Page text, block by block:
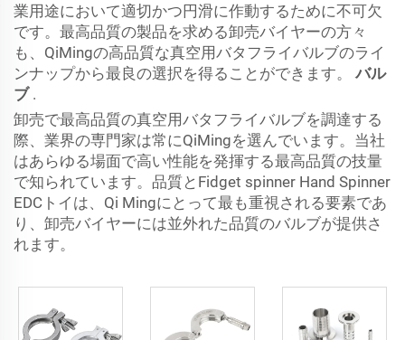
業用途において適切かつ円滑に作動するために不可欠
です。最高品質の製品を求める卸売バイヤーの方々
も、QiMingの高品質な真空用バタフライバルブのライ
ンナップから最良の選択を得ることができます。 バル
ブ .
卸売で最高品質の真空用バタフライバルブを調達する
際、業界の専門家は常にQiMingを選んでいます。当社
はあらゆる場面で高い性能を発揮する最高品質の技量
で知られています。品質とFidget spinner Hand Spinner
EDCトイは、Qi Mingにとって最も重視される要素であ
り、卸売バイヤーには並外れた品質のバルブが提供さ
れます。